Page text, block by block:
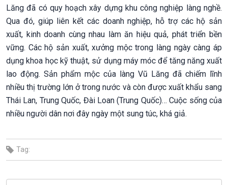
Lăng đã có quy hoạch xây dựng khu công nghiệp làng nghề.
Qua đó, giúp liên kết các doanh nghiệp, hỗ trợ các hộ sản
xuất, kinh doanh cùng nhau làm ăn hiệu quả, phát triển bền
vững. Các hộ sản xuất, xưởng mộc trong làng ngày càng áp
dụng khoa học kỹ thuật, sử dụng máy móc để tăng năng xuất
lao động. Sản phẩm mộc của làng Vũ Lăng đã chiếm lĩnh
nhiều thị trường lớn ở trong nước và còn được xuất khẩu sang
Thái Lan, Trung Quốc, Đài Loan (Trung Quốc)… Cuộc sống của
nhiều người dân nơi đây ngày một sung túc, khá giả.
Tag: